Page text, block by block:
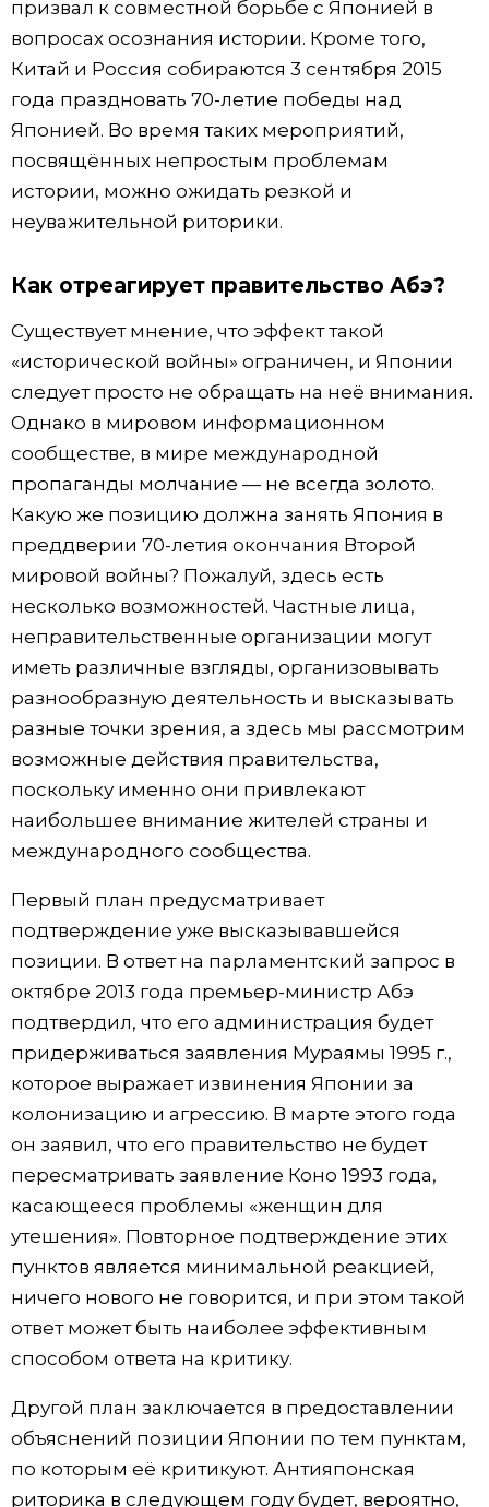
призвал к совместной борьбе с Японией в
вопросах осознания истории. Кроме того,
Китай и Россия собираются 3 сентября 2015
года праздновать 70-летие победы над
Японией. Во время таких мероприятий,
посвящённых непростым проблемам
истории, можно ожидать резкой и
неуважительной риторики.
Как отреагирует правительство Абэ?
Существует мнение, что эффект такой
«исторической войны» ограничен, и Японии
следует просто не обращать на неё внимания.
Однако в мировом информационном
сообществе, в мире международной
пропаганды молчание — не всегда золото.
Какую же позицию должна занять Япония в
преддверии 70-летия окончания Второй
мировой войны? Пожалуй, здесь есть
несколько возможностей. Частные лица,
неправительственные организации могут
иметь различные взгляды, организовывать
разнообразную деятельность и высказывать
разные точки зрения, а здесь мы рассмотрим
возможные действия правительства,
поскольку именно они привлекают
наибольшее внимание жителей страны и
международного сообщества.
Первый план предусматривает
подтверждение уже высказывавшейся
позиции. В ответ на парламентский запрос в
октябре 2013 года премьер-министр Абэ
подтвердил, что его администрация будет
придерживаться заявления Мураямы 1995 г.,
которое выражает извинения Японии за
колонизацию и агрессию. В марте этого года
он заявил, что его правительство не будет
пересматривать заявление Коно 1993 года,
касающееся проблемы «женщин для
утешения». Повторное подтверждение этих
пунктов является минимальной реакцией,
ничего нового не говорится, и при этом такой
ответ может быть наиболее эффективным
способом ответа на критику.
Другой план заключается в предоставлении
объяснений позиции Японии по тем пунктам,
по которым её критикуют. Антияпонская
риторика в следующем году будет, вероятно,